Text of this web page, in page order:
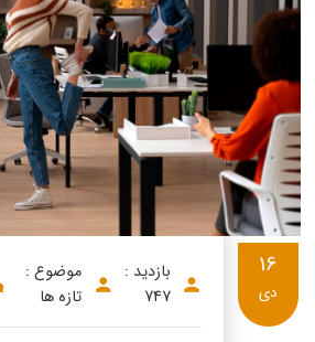
بازدید :
747
موضوع :
تازه ها
16
دی